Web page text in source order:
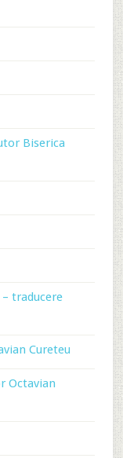
Biserica
traducere
Cureteu
Octavian